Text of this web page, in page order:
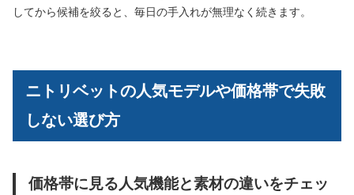
してから候補を絞ると、毎日の手入れが無理なく続きます。
ニトリベットの人気モデルや価格帯で失敗
しない選び方
価格帯に見る人気機能と素材の違いをチェッ